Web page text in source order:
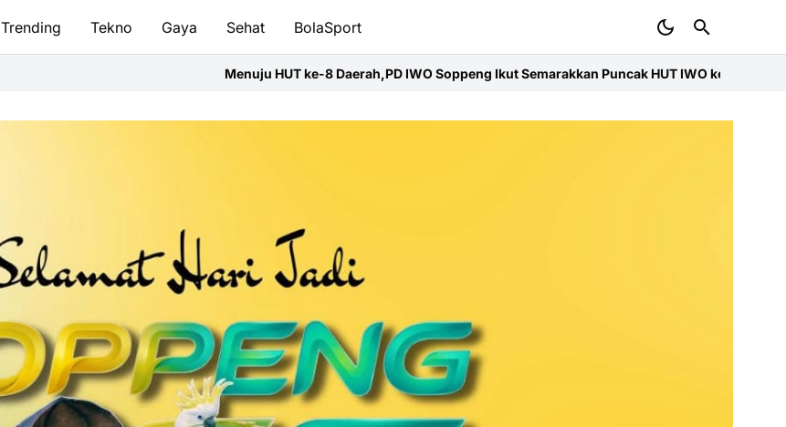
Trending Tekno Gaya Sehat BolaSport
Menuju HUT ke-8 Daerah,PD IWO Soppeng Ikut Semarakkan Puncak HUT IWO ke-14 NasionalBupati Soppeng Hadiri Rakor